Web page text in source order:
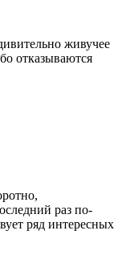
живучее
отказываются
раз по-
ряд интересных